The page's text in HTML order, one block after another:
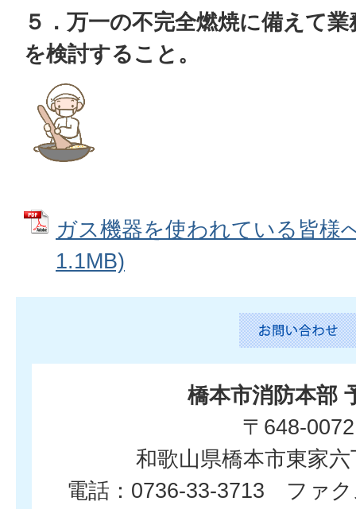
５．万一の不完全燃焼に備えて
を検討すること。
ガス機器を使われている皆様
1.1MB)
橋本市消防本部
〒648-0072
和歌山県橋本市東家
電話：0736-33-3713 ファク